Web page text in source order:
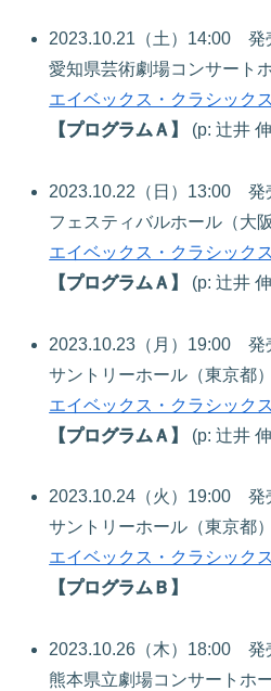
2023.10.21（土）14:00 発
愛知県芸術劇場コンサート
エイベックス・クラシック
【プログラムＡ】
(p: 辻井
2023.10.22（日）13:00 発
フェスティバルホール（大阪
エイベックス・クラシック
【プログラムＡ】
(p: 辻井
2023.10.23（月）19:00 発
サントリーホール（東京都）
エイベックス・クラシック
【プログラムＡ】
(p: 辻井
2023.10.24（火）19:00 発
サントリーホール（東京都）
エイベックス・クラシック
【プログラムＢ】
2023.10.26（木）18:00 発
熊本県立劇場コンサートホ